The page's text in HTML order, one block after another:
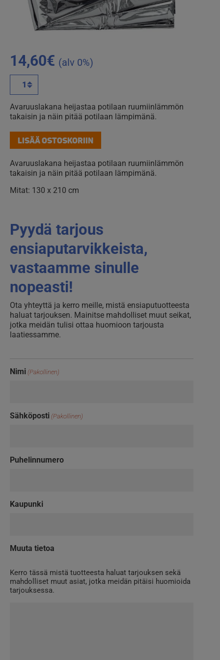
14,60€ (alv 0%)
määrä
Avaruuslakana heijastaa potilaan ruumiinlämmön
takaisin ja näin pitää potilaan lämpimänä.
LISÄÄ OSTOSKORIIN
Avaruuslakana heijastaa potilaan ruumiinlämmön
takaisin ja näin pitää potilaan lämpimänä.
Mitat: 130 x 210 cm
Pyydä tarjous
ensiaputarvikkeista,
vastaamme sinulle
nopeasti!
Ota yhteyttä ja kerro meille, mistä ensiaputuotteesta
haluat tarjouksen. Mainitse mahdolliset muut seikat,
jotka meidän tulisi ottaa huomioon tarjousta
laatiessamme.
Nimi (Pakollinen)
Sähköposti (Pakollinen)
Puhelinnumero
Kaupunki
Muuta tietoa
Kerro tässä mistä tuotteesta haluat tarjouksen sekä
mahdolliset muut asiat, jotka meidän pitäisi huomioida
tarjouksessa.